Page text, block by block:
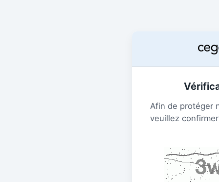
Afin de protéger
veuillez